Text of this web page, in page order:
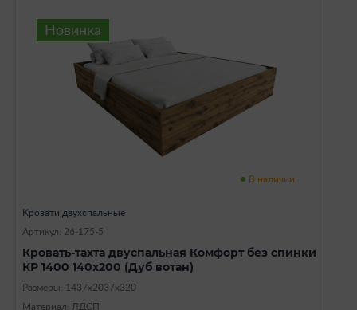
Новинка
В наличии
Кровати двухспальные
Артикул: 26-175-5
Кровать-тахта двуспальная Комфорт без спинки
КР 1400 140х200 (Дуб вотан)
Размеры: 1437х2037х320
Материал: ЛДСП